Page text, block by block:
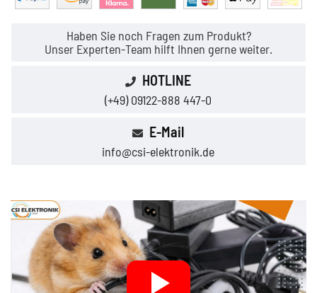
Haben Sie noch Fragen zum Produkt?
Unser Experten-Team hilft Ihnen gerne weiter.
HOTLINE
(+49) 09122-888 447-0
E-Mail
info@csi-elektronik.de